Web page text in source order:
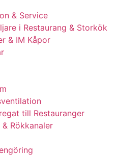
& Service
i Restaurang & Storkök
& IM Kåpor
till Restauranger
Rökkanaler